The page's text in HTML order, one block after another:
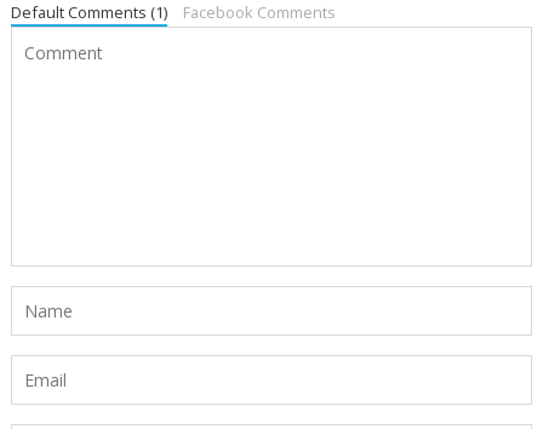
Default Comments (1) Facebook Comments